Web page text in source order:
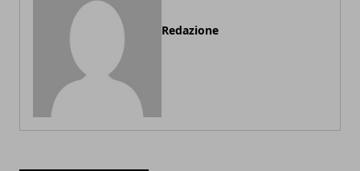
Redazione